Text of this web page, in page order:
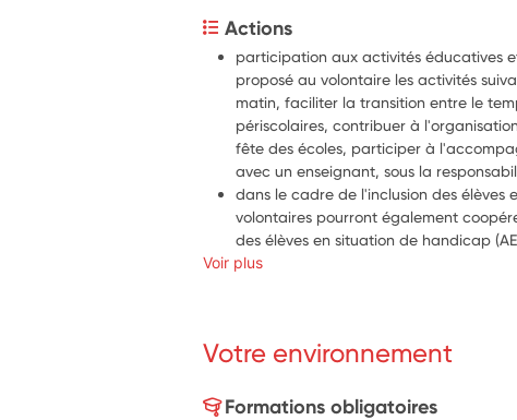
Actions
participation aux activités éducatives
proposé au volontaire les activités
matin, faciliter la transition entre le
périscolaires, contribuer à
fête des écoles, participer à
avec un enseignant, sous la
dans le cadre de l'inclusion des élèves
volontaires pourront également
des élèves en situation de handicap
du temps d'activités de cour de
animer des activités originales pour
Voir plus
Votre environnement
Formations obligatoires